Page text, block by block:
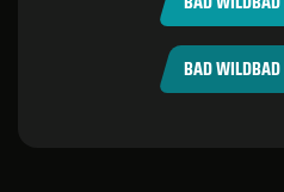
BAD WILDBAD